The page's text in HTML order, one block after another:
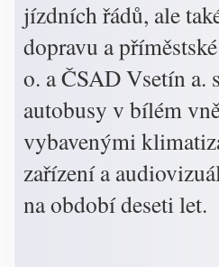
jízdních řádů, ale
dopravu a
o. a ČSAD Vsetín a.
autobusy v bílém
vybavenými
zařízení a
na období deseti let.